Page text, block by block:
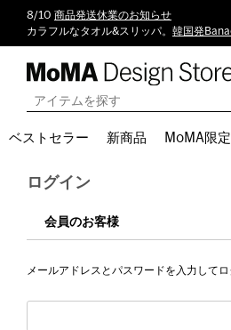
8/10 商品発送休業のお知らせ
カラフルなタオル&スリッパ。 韓国発
ベストセラー 新商品 MoMA限定
ログイン
会員のお客様
メールアドレスとパスワードを入力してロ